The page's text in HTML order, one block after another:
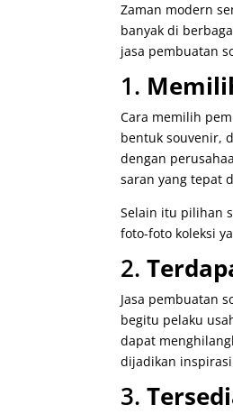
Zaman modern
banyak di
jasa pembuatan
1.
Cara memilih
bentuk souvenir,
dengan
saran yang tepat
Selain itu pilihan
foto-foto koleksi
2.
Jasa pembuatan
begitu pelaku
dapat
dijadikan
3.